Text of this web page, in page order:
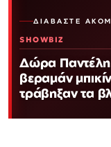
ΔΙΑΒΆΣΤΕ
SHOWBIZ
Δώρα
βεραμάν
τράβηξαν τα